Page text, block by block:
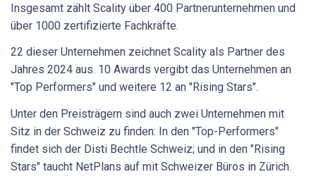
Insgesamt zählt Scality über 400 Partnerunternehmen und
über 1000 zertifizierte Fachkräfte.
22 dieser Unternehmen zeichnet Scality als Partner des
Jahres 2024 aus. 10 Awards vergibt das Unternehmen an
"Top Performers" und weitere 12 an "Rising Stars".
Unter den Preisträgern sind auch zwei Unternehmen mit
Sitz in der Schweiz zu finden: In den "Top-Performers"
findet sich der Disti Bechtle Schweiz; und in den "Rising
Stars" taucht NetPlans auf mit Schweizer Büros in Zürich.